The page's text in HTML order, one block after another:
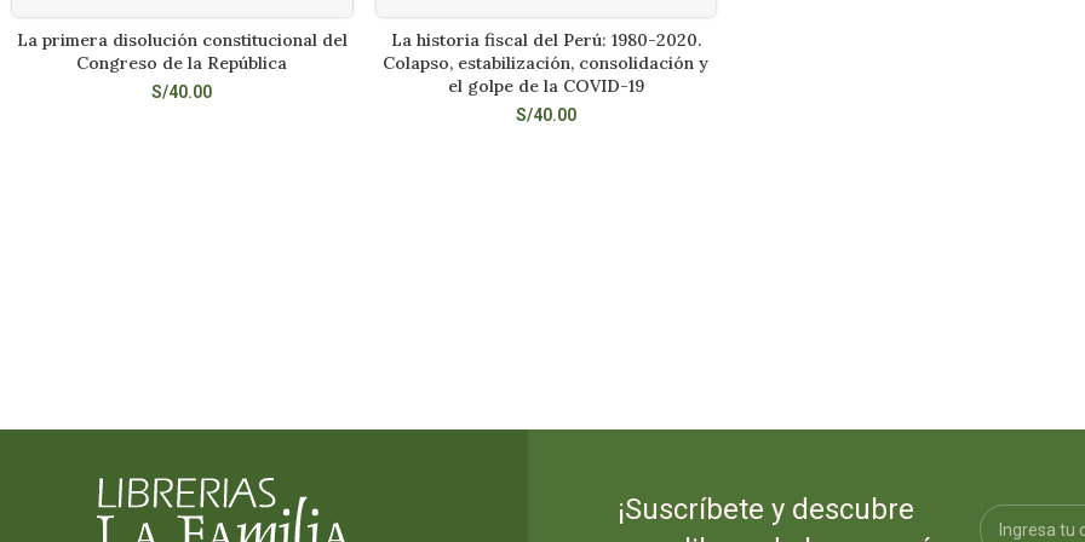
AÑADIR AL CARRITO
La primera disolución constitucional del
Congreso de la República
S/40.00
AÑADIR AL CARRITO
La historia fiscal del Perú: 1980-2020.
Colapso, estabilización, consolidación y
el golpe de la COVID-19
S/40.00
¡Suscríbete y descubre